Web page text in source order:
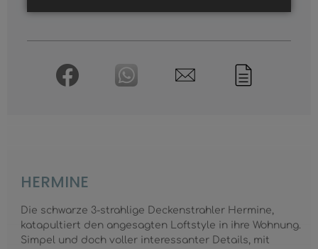
HERMINE
Die schwarze 3-strahlige Deckenstrahler Hermine,
katapultiert den angesagten Loftstyle in ihre Wohnung.
Simpel und doch voller interessanter Details, mit